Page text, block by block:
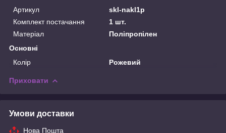
Артикул
skl-nakl1p
Комплект постачання
1 шт.
Матеріал
Поліпропілен
Основні
Колір
Рожевий
Приховати
Умови доставки
Нова Пошта